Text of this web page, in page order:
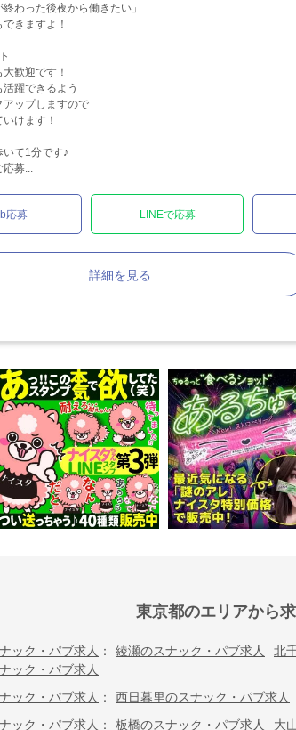
終わった後夜から働きたい」
きますよ！
歓迎です！
躍できるよう
アップしますので
けます！
いて1分です♪
応募...
応募 LINEで応募
詳細を見る
東京都のエリアから
ック・パブ求人 綾瀬のスナック・パブ求人
北
ック・パブ求人
ック・パブ求人
西日暮里のスナック・パブ求人
ック・パブ求人
板橋のスナック・パブ求人 大